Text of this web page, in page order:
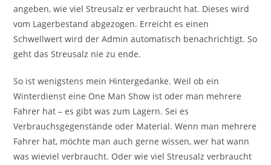
angeben, wie viel Streusalz er verbraucht hat. Dieses wird
vom Lagerbestand abgezogen. Erreicht es einen
Schwellwert wird der Admin automatisch benachrichtigt. So
geht das Streusalz nie zu ende.
So ist wenigstens mein Hintergedanke. Weil ob ein
Winterdienst eine One Man Show ist oder man mehrere
Fahrer hat – es gibt was zum Lagern. Sei es
Verbrauchsgegenstände oder Material. Wenn man mehrere
Fahrer hat, möchte man auch gerne wissen, wer hat wann
was wieviel verbraucht. Oder wie viel Streusalz verbraucht